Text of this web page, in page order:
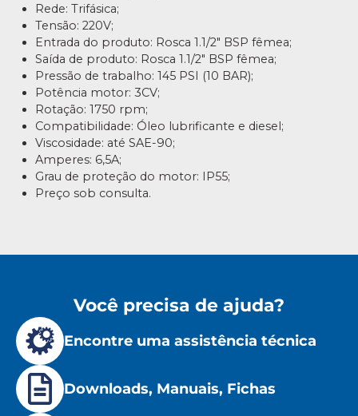
Rede: Trifásica;
Tensão: 220V;
Entrada do produto: Rosca 1.1/2″ BSP fêmea;
Saída de produto: Rosca 1.1/2″ BSP fêmea;
Pressão de trabalho: 145 PSI (10 BAR);
Potência motor: 3CV;
Rotação: 1750 rpm;
Compatibilidade: Óleo lubrificante e diesel;
Viscosidade: até SAE-90;
Amperes: 6,5A;
Grau de proteção do motor: IP55;
Preço sob consulta.
Você precisa de ajuda?
Encontre uma assistência técnica
Downloads, Manuais, Fichas